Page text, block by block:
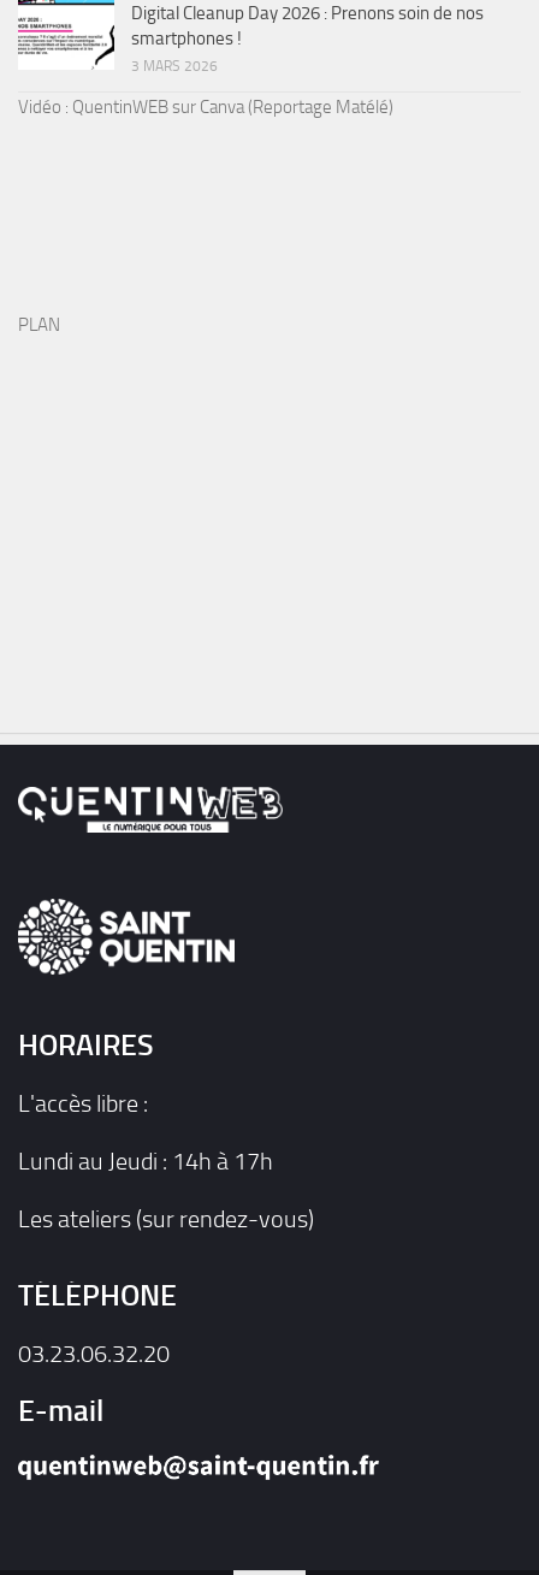
Digital Cleanup Day 2026 : Prenons soin de nos
smartphones !
3 MARS 2026
Vidéo : QuentinWEB sur Canva (Reportage Matélé)
PLAN
HORAIRES
L'accès libre :
Lundi au Jeudi : 14h à 17h
Les ateliers (sur rendez-vous)
TÉLÉPHONE
03.23.06.32.20
E-mail